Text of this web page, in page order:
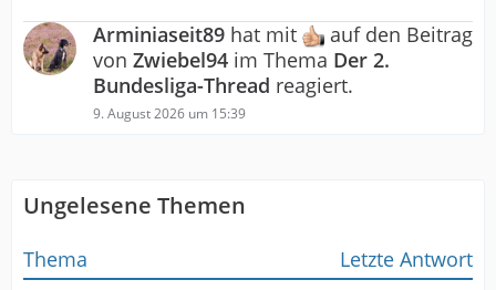
Arminiaseit89 hat mit
auf den Beitrag
von Zwiebel94 im Thema Der 2.
Bundesliga-Thread reagiert.
9. August 2026 um 15:39
Ungelesene Themen
Thema Letzte Antwort